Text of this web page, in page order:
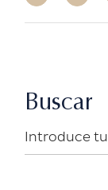
Buscar
Search